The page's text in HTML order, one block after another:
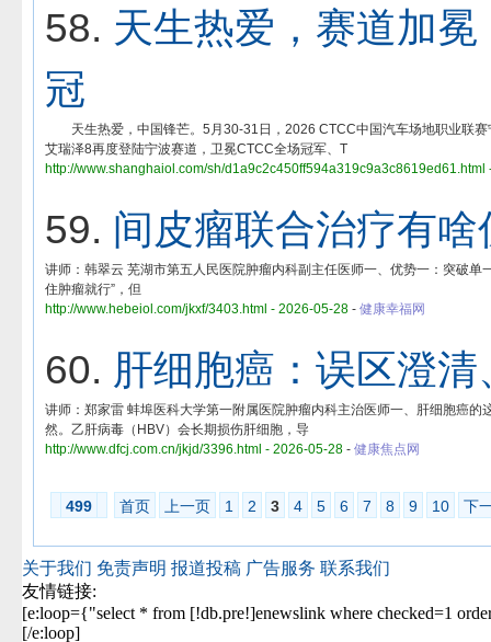
58. 天生热爱，赛道加
冠
天生热爱，中国锋芒。5月30-31日，2026 CTCC中国汽车场地职业联赛
艾瑞泽8再度登陆宁波赛道，卫冕CTCC全场冠军、T
http://www.shanghaiol.com/sh/d1a9c2c450ff594a319c9a3c8619ed61.html
59. 间皮瘤联合治疗有啥
讲师：韩翠云 芜湖市第五人民医院肿瘤内科副主任医师一、优势一：突破单
住肿瘤就行”，但
http://www.hebeiol.com/jkxf/3403.html - 2026-05-28 - 健康幸福网
60. 肝细胞癌：误区澄
讲师：郑家雷 蚌埠医科大学第一附属医院肿瘤内科主治医师一、肝细胞癌
然。乙肝病毒（HBV）会长期损伤肝细胞，导
http://www.dfcj.com.cn/jkjd/3396.html - 2026-05-28 - 健康焦点网
499 首页 上一页 1 2 3 4 5 6 7 8 9 10 下
关于我们 免责声明 报道投稿 广告服务 联系我们
友情链接:
[e:loop={"select * from [!db.pre!]enewslink where checked=1
[/e:loop]